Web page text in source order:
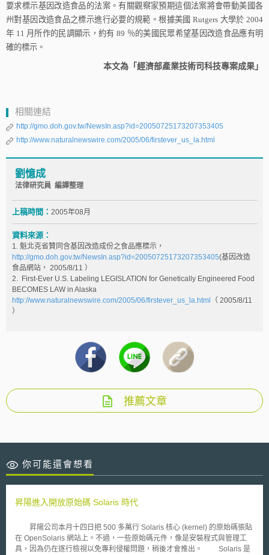
要求標示基因改造食品的法案。有關觀察家預期這個法案將會帶動美國各
州對基因改造食品之標示進行必要的規範。根據美國 Rutgers 大學於 2004
年 11 月所作的民調顯示，約有 89 ％的美國民眾希望基因改造食品應有明
確的標示。
本文為「經濟部產業技術司科技專案成果」
相關連結
http://gmo.doh.gov.tw/NewsIn.asp?id=20050725173207353405
http://www.naturalnewswire.com/2005/06/firstever_us_la.html
劉憶成
法律研究員 編譯整理
上稿時間： 2005年08月
資料來源：
1. 魁北克省贊同含基因改造成份之食品應標示，
http://gmo.doh.gov.tw/NewsIn.asp?id=20050725173207353405(基因改造
食品網站， 2005/8/11 ）
2. First-Ever U.S. Labeling LEGISLATION for Genetically Engineered Food
BECOMES LAW in Alaska
http://www.naturalnewswire.com/2005/06/firstever_us_la.html
（ 2005/8/11
）
推薦文章
你可能還會想看
昇陽進入開放原始碼 Solaris 時代
昇陽公司本月十四日把 500 多萬行 Solaris 核心 (kernel) 的原始碼張貼
在 OpenSolaris 網站上。不過，一些原始碼元件，像是安裝程式與管理工
具，因為仍在逐行檢視以免專利侵權問題，稍後才會推出。 Solaris 是